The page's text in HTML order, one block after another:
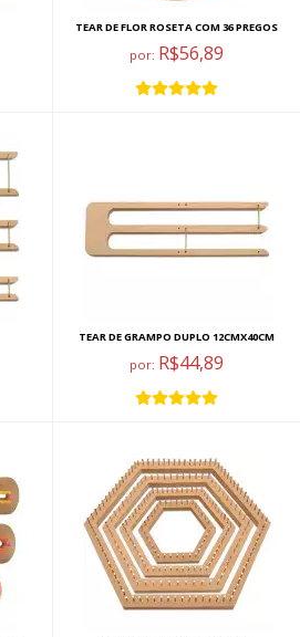
TEAR DE FLOR ROSETA COM 36 PREGOS
por: R$56,89
TEAR DE GRAMPO DUPLO 12CMX40CM
por: R$44,89